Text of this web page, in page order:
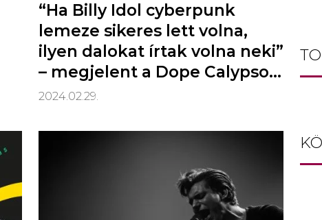
“Ha Billy Idol cyberpunk
lemeze sikeres lett volna,
ilyen dalokat írtak volna neki”
– megjelent a Dope Calypso
új albuma (x)
2024.02.29.